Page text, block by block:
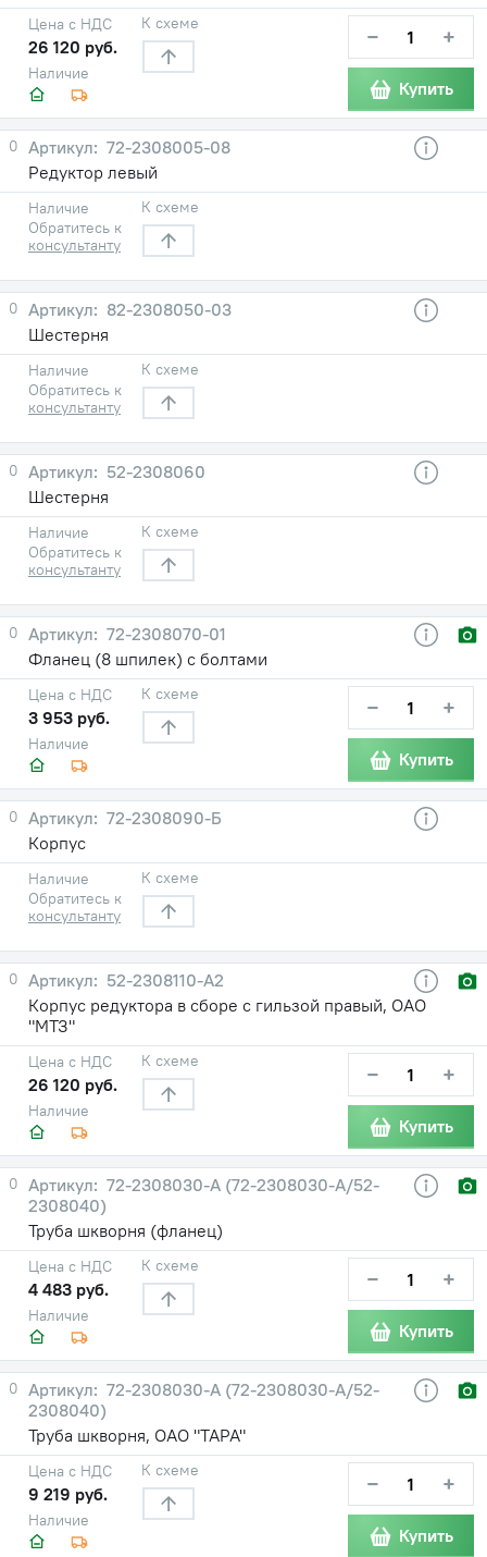
Наличие
Цена с НДС
26 120 руб.
К схеме − +
Купить
0
72-2308005-08
Редуктор левый
Наличие
Обратитесь к
консультанту
К схеме
0
82-2308050-03
Шестерня
Наличие
Обратитесь к
консультанту
К схеме
0
52-2308060
Шестерня
Наличие
Обратитесь к
консультанту
К схеме
0
72-2308070-01
Фланец (8 шпилек) с болтами
Наличие
Цена с НДС
3 953 руб.
К схеме − +
Купить
0
72-2308090-Б
Корпус
Наличие
Обратитесь к
консультанту
К схеме
0
52-2308110-А2
Корпус редуктора в сборе с гильзой правый, ОАО
"МТЗ"
Наличие
Цена с НДС
26 120 руб.
К схеме − +
Купить
0
72-2308030-А (72-2308030-А/52-
2308040)
Труба шкворня (фланец)
Наличие
Цена с НДС
4 483 руб.
К схеме − +
Купить
0
72-2308030-А (72-2308030-А/52-
2308040)
Труба шкворня, ОАО "ТАРА"
Наличие
Цена с НДС
9 219 руб.
К схеме − +
Купить